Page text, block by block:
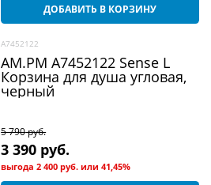
ДОБАВИТЬ В КОРЗИНУ
A7452122
AM.PM A7452122 Sense L
Корзина для душа угловая,
черный
5 790 руб.
3 390 руб.
выгода2 400 руб. или41,45%